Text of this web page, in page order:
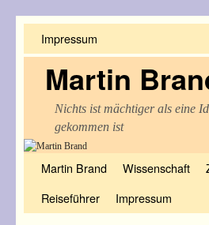
Impressum
Martin
Nichts ist mächtiger als eine
gekommen ist
Martin Brand Wissenschaft
Reiseführer
Impressum